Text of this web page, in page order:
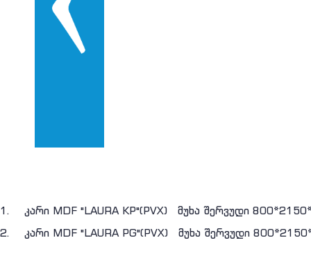
1. კარი MDF "LAURA KP"(PVX) მუხა შერვუდი
2. კარი MDF "LAURA PG"(PVX) მუხა შერვუდი